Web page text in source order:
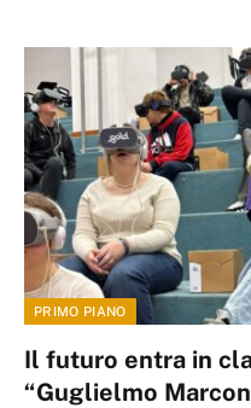
PRIMO PIANO
Il futuro entra in
“Guglielmo